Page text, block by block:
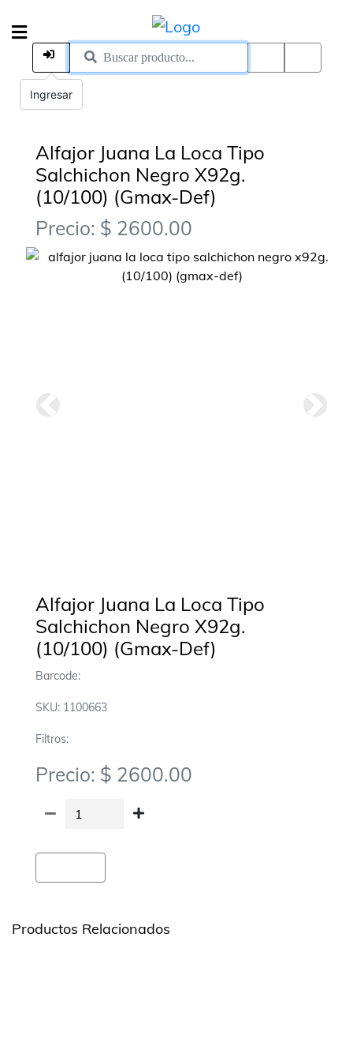
Alfajor Juana La Loca Tipo
Salchichon Negro X92g.
(10/100) (Gmax-Def)
Precio: $ 2600.00
Alfajor Juana La Loca Tipo
Salchichon Negro X92g.
(10/100) (Gmax-Def)
Barcode:
SKU: 1100663
Filtros:
Precio: $ 2600.00
Productos Relacionados
Ingresar